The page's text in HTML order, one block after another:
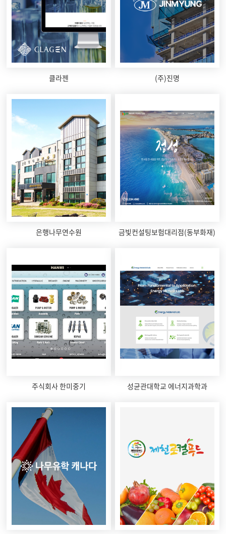
클라젠 (주)진명
은행나무연수원 금빛컨설팅보험대리점(동부화재)
주식회사 한미중기 성균관대학교 에너지과학과